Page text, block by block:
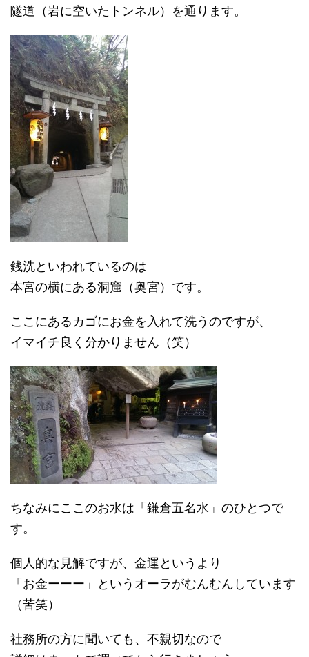
隧道（岩に空いたトンネル）を通ります。
銭洗といわれているのは
本宮の横にある洞窟（奥宮）です。
ここにあるカゴにお金を入れて洗うのですが、
イマイチ良く分かりません（笑）
ちなみにここのお水は「鎌倉五名水」のひとつで
す。
個人的な見解ですが、金運というより
「お金ーーー」というオーラがむんむんしています
（苦笑）
社務所の方に聞いても、不親切なので